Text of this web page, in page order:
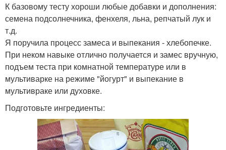
К базовому тесту хороши любые добавки и дополнения:
семена подсолнечника, фенхеля, льна, репчатый лук и
т.д.
Я поручила процесс замеса и выпекания - хлебопечке.
При неком навыке отлично получается и замес вручную,
подъем теста при комнатной температуре или в
мультиварке на режиме "йогурт" и выпекание в
мультивраке или духовке.
Подготовьте ингредиенты: